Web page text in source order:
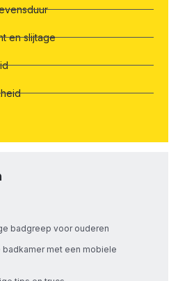
en slijtage
badgreep voor ouderen
met een mobiele